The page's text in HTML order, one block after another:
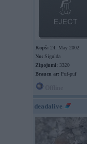
Kopš: 24. May 2002
No: Sigulda
Ziņojumi: 3320
Braucu ar: Puf-puf
deadalive